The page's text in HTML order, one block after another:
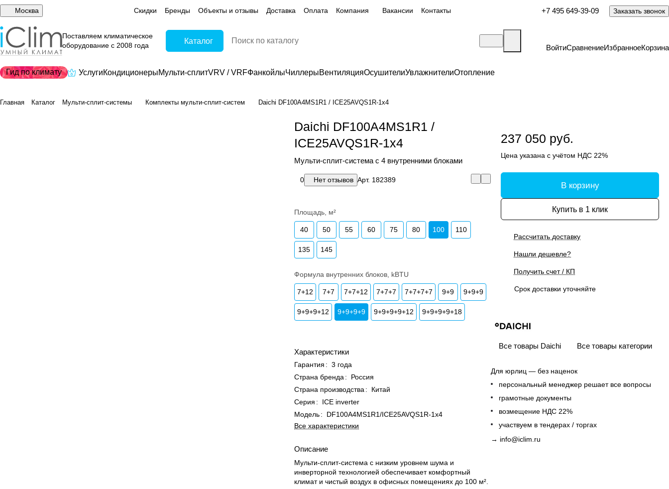
Москва Скидки Бренды Объекты и отзывы Доставка Оплата Компания Вакансии Контакты +7 495 649-39-09 Заказать звонок
Поставляем климатическое
оборудование с 2008 года
Каталог
ВойтиСравнениеИзбранноеКорзина
Гид по климату УслугиКондиционерыМульти-сплитVRV / VRFФанкойлыЧиллерыВентиляцияОсушителиУвлажнителиОтопление
Главная Каталог Мульти-сплит-системы Комплекты мульти-сплит-систем Daichi DF100A4MS1R1 / ICE25AVQS1R-1x4
Daichi DF100A4MS1R1 /
ICE25AVQS1R-1x4
Мульти-сплит-система с 4 внутренними блоками
0 Нет отзывов Арт. 182389
Площадь, м²
40 50 55 60 75 80 100 110
135 145
Формула внутренних блоков, kBTU
7+12 7+7 7+7+12 7+7+7 7+7+7+7 9+9 9+9+9
9+9+9+12 9+9+9+9 9+9+9+9+12 9+9+9+9+18
Характеристики
Гарантия : 3 года
Страна бренда :
Россия
Страна производства :
Китай
Серия :
ICE inverter
Модель:
DF100A4MS1R1/ICE25AVQS1R-1x4
Все характеристики
Описание
Мульти-сплит-система с низким уровнем шума и
инверторной технологией обеспечивает комфортный
климат и чистый воздух в офисных помещениях до 100 м².
237 050 руб.
Цена указана с учётом НДС 22%
В корзину
Купить в 1 клик
Рассчитать доставку
Нашли дешевле?
Получить счет / КП
Срок доставки уточняйте
Все товары Daichi Все товары категории
Для юрлиц — без наценок
персональный менеджер решает все вопросы
грамотные документы
возмещение НДС 22%
участвуем в тендерах / торгах
→ info@iclim.ru